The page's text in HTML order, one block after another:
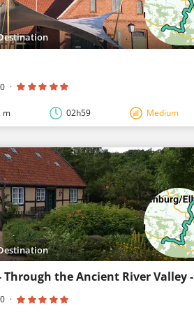
0 ·
m 02h59 Medium
Through the Ancient River Valley -
0 ·